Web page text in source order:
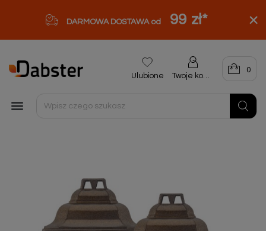
DARMOWA DOSTAWA od 99 zł*

Ulubione Twoje konto
0